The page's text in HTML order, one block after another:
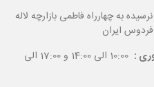
به چهارراه فاطمی بازارچه لاله
:
10:00 الی 14:00 و 17:00 الی